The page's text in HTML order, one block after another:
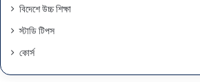
বিদেশে উচ্চ শিক্ষা
স্টাডি টিপস
কোর্স